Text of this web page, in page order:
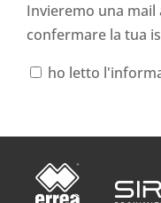
Invieremo una
confermare la tua
ho letto